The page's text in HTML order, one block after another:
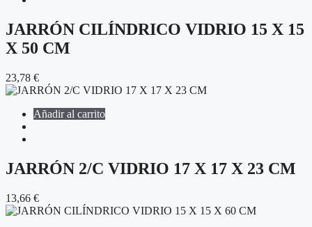
JARRÓN CILÍNDRICO VIDRIO 15 X 15
X 50 CM
23,78 €
Añadir al carrito
JARRÓN 2/C VIDRIO 17 X 17 X 23 CM
13,66 €